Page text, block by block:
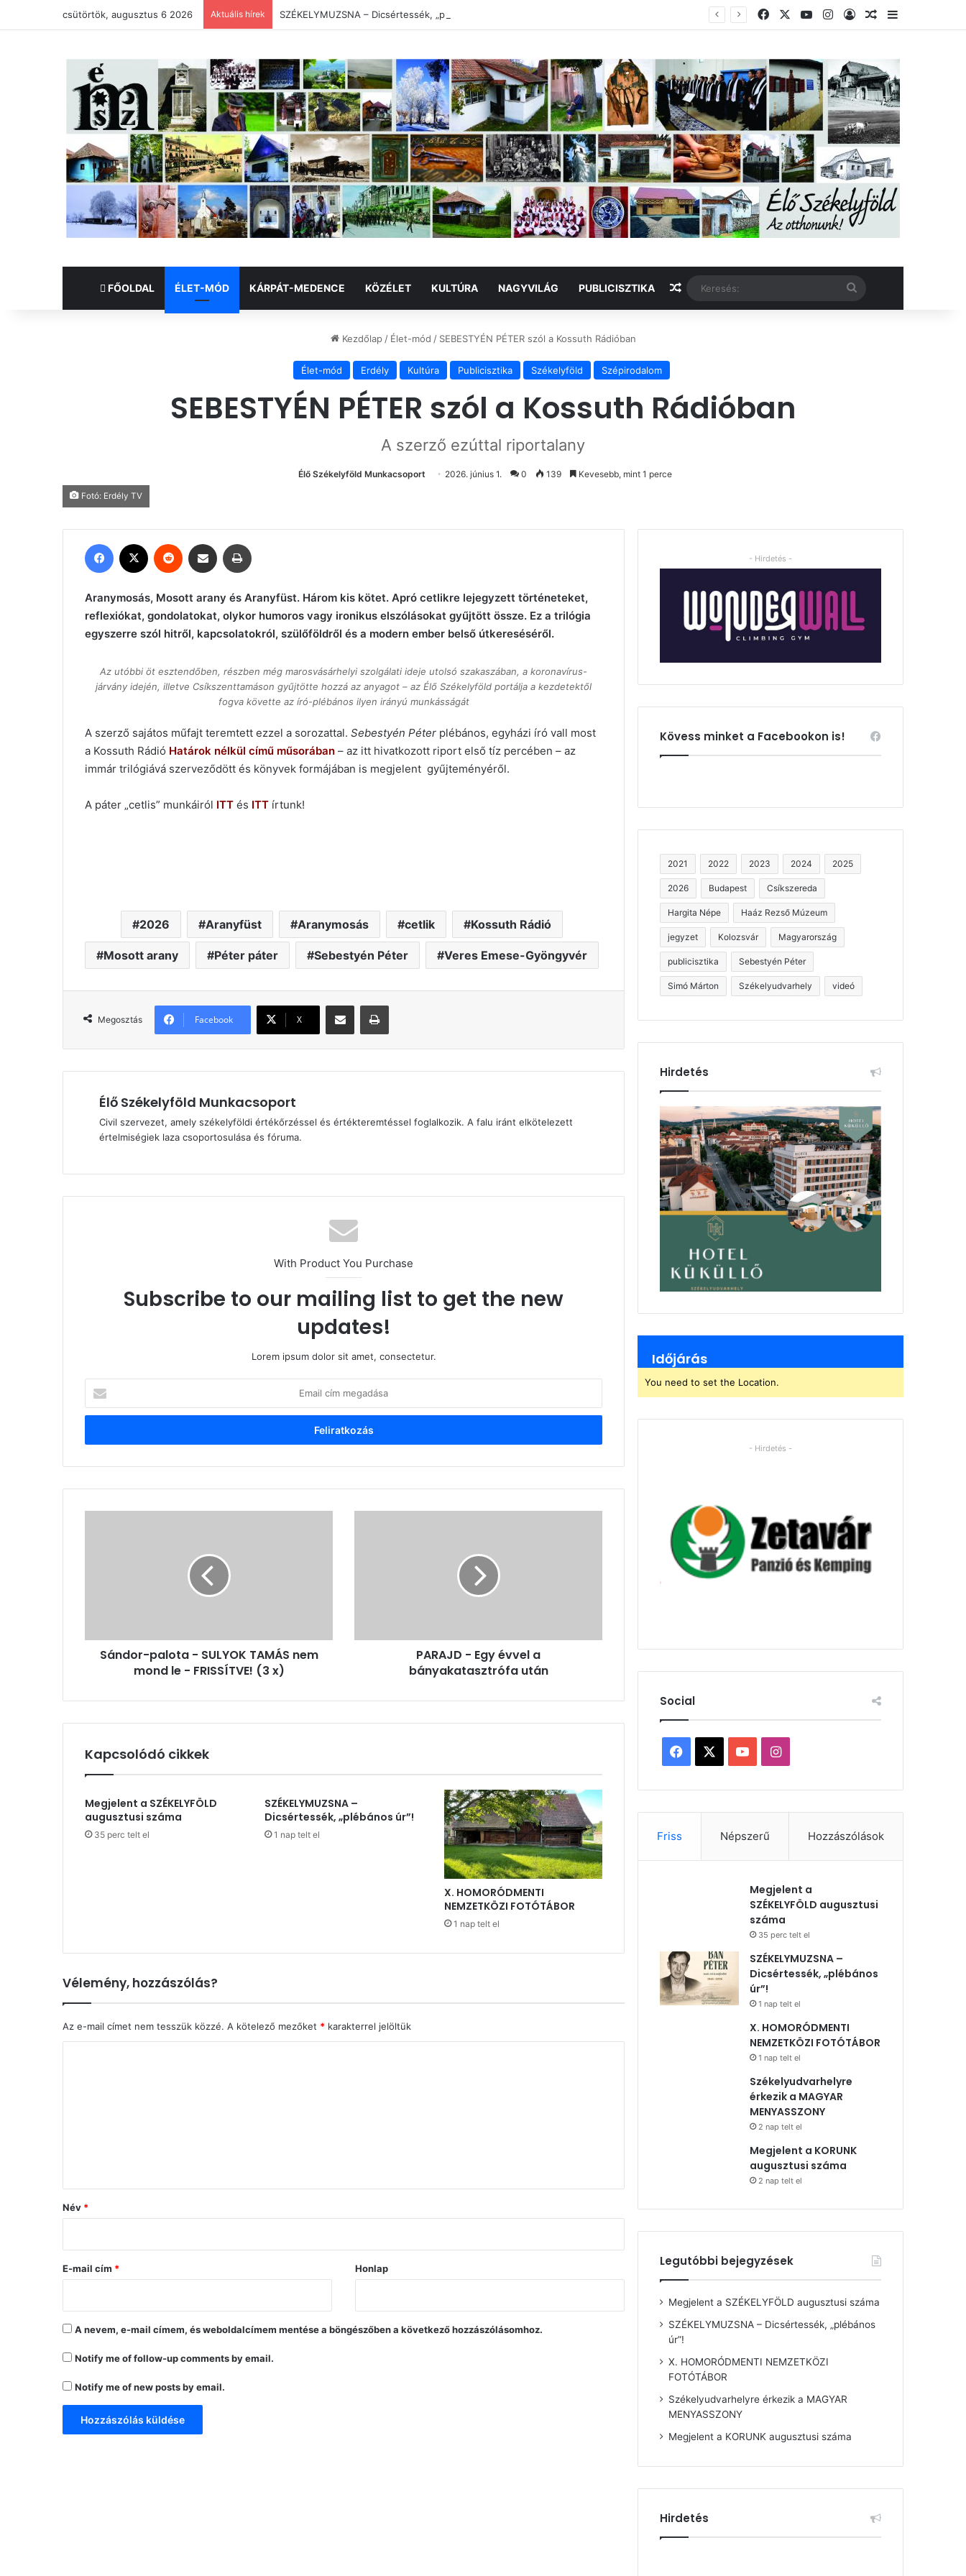
csütörtök, augusztus 6 2026 Aktuális hírek SZÉKELYMUZSNA – Dicsértessék, „plébános úr”! FacebookYouTubeInstagram
BelépésVéletlen cikk
Oldalsáv
FŐOLDAL ÉLET-MÓD KÁRPÁT-MEDENCE KÖZÉLET KULTÚRA NAGYVILÁG PUBLICISZTIKA Véletlen cikk Keresés:
Kezdőlap / Élet-mód / SEBESTYÉN PÉTER szól a Kossuth Rádióban
Élet-mód Erdély Kultúra Publicisztika Székelyföld Szépirodalom
SEBESTYÉN PÉTER szól a Kossuth Rádióban
A szerző ezúttal riportalany
Élő Székelyföld Munkacsoport 2026. június 1. 0 139 Kevesebb, mint 1 perce
Fotó: Erdély TV
Facebook Reddit Megosztás email-ben
Aranymosás, Mosott arany és Aranyfüst. Három kis kötet. Apró cetlikre lejegyzett történeteket,
reflexiókat, gondolatokat, olykor humoros vagy ironikus elszólásokat gyűjtött össze. Ez a trilógia
egyszerre szól hitről, kapcsolatokról, szülőföldről és a modern ember belső útkereséséről.
Az utóbbi öt esztendőben, részben még marosvásárhelyi szolgálati ideje utolsó szakaszában, a koronavírus-
járvány idején, illetve Csíkszenttamáson gyűjtötte hozzá az anyagot – az Élő Székelyföld portálja a kezdetektől
fogva követte az író-plébános ilyen irányú munkásságát
A szerző sajátos műfajt teremtett ezzel a sorozattal. Sebestyén Péter plébános, egyházi író vall most
a Kossuth Rádió Határok nélkül című műsorában – az itt hivatkozott riport első tíz percében – az
immár trilógiává szerveződött és könyvek formájában is megjelent gyűjteményéről.
A páter „cetlis” munkáiról ITT és ITT írtunk!
2026 Aranyfüst Aranymosás cetlik Kossuth Rádió
Mosott arany Péter páter Sebestyén Péter Veres Emese-Gyöngyvér
Megosztás Facebook X
Megosztás email-ben Nyomtatás
Élő Székelyföld Munkacsoport
Civil szervezet, amely székelyföldi értékőrzéssel és értékteremtéssel foglalkozik. A falu iránt elkötelezett
értelmiségiek laza csoportosulása és fóruma.
With Product You Purchase
Subscribe to our mailing list to get the new
updates!
Lorem ipsum dolor sit amet, consectetur.
cím
megadása
-
FRISSÍTVE!
Sándor-palota - SULYOK TAMÁS nem
mond le - FRISSÍTVE! (3 x)
PARAJD - Egy évvel a
bányakatasztrófa után
Kapcsolódó cikkek
Megjelent a SZÉKELYFÖLD
augusztusi száma
35 perc telt el
SZÉKELYMUZSNA –
Dicsértessék, „plébános úr”!
1 nap telt el
X. HOMORÓDMENTI
NEMZETKÖZI FOTÓTÁBOR
1 nap telt el
Vélemény, hozzászólás?
Az e-mail címet nem tesszük közzé. A kötelező mezőket * karakterrel jelöltük
ó
s
Név *
E-mail cím * Honlap
A nevem, e-mail címem, és weboldalcímem mentése a böngészőben a következő hozzászólásomhoz.
Notify me of follow-up comments by email.
Notify me of new posts by email.
- Hirdetés -
Kövess minket a Facebookon is!
2021 2022 2023 2024 2025
2026 Budapest Csíkszereda
Hargita Népe Haáz Rezső Múzeum
jegyzet Kolozsvár Magyarország
publicisztika Sebestyén Péter
Simó Márton Székelyudvarhely videó
Hirdetés
Időjárás
You need to set the Location.
- Hirdetés -
Social
Facebook YouTubeInstagram
Friss Népszerű Hozzászólások
Megjelent a
SZÉKELYFÖLD augusztusi
száma
35 perc telt el
SZÉKELYMUZSNA –
Dicsértessék, „plébános
úr”!
1 nap telt el
X. HOMORÓDMENTI
NEMZETKÖZI FOTÓTÁBOR
1 nap telt el
Székelyudvarhelyre
érkezik a MAGYAR
MENYASSZONY
2 nap telt el
Megjelent a KORUNK
augusztusi száma
2 nap telt el
Legutóbbi bejegyzések
Megjelent a SZÉKELYFÖLD augusztusi száma
SZÉKELYMUZSNA – Dicsértessék, „plébános
úr”!
X. HOMORÓDMENTI NEMZETKÖZI
FOTÓTÁBOR
Székelyudvarhelyre érkezik a MAGYAR
MENYASSZONY
Megjelent a KORUNK augusztusi száma
Hirdetés